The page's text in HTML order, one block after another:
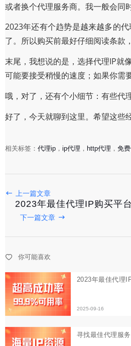
或者换个代理服务商。我一般会同
2023年还有个趋势是越来越多的
了。所以购买前最好仔细阅读条款
末尾，我想说的是，选择代理IP就
可能要接受稍慢的速度；如果你需
哦，对了，还有个小细节：有些代
好了，今天就聊到这里。希望这些
相关标签： 代理ip ， ip代理 ， http代理 ， 免
上一篇文章
2023年最佳代理IP购买平
下一篇文章
你可能喜欢